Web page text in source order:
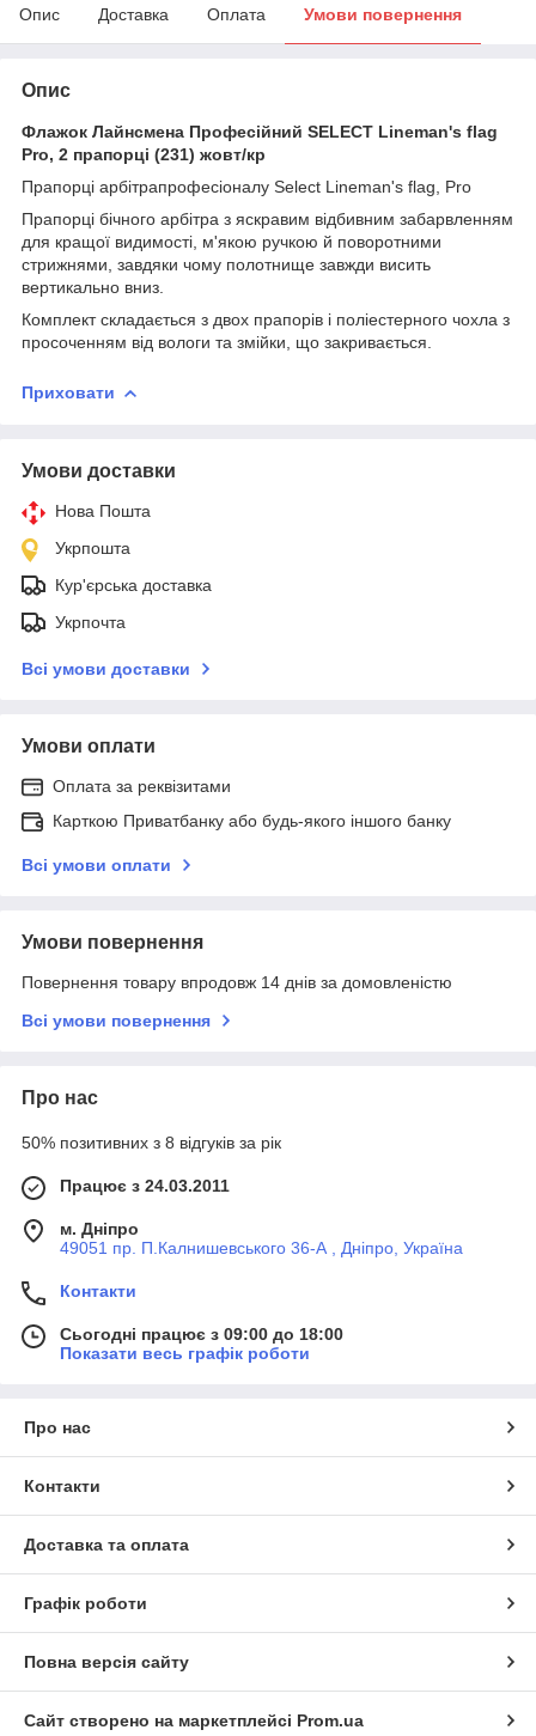
Опис Доставка Оплата Умови повернення
Опис
Флажок Лайнсмена Професійний SELECT Lineman's flag
Pro, 2 прапорці (231) жовт/кр
Прапорці арбітрапрофесіоналу Select Lineman's flag, Pro
Прапорці бічного арбітра з яскравим відбивним забарвленням
для кращої видимості, м'якою ручкою й поворотними
стрижнями, завдяки чому полотнище завжди висить
вертикально вниз.
Комплект складається з двох прапорів і поліестерного чохла з
просоченням від вологи та змійки, що закривається.
Приховати
Умови доставки
Нова Пошта
Укрпошта
Кур'єрська доставка
Укрпочта
Всі умови доставки
Умови оплати
Оплата за реквізитами
Карткою Приватбанку або будь-якого іншого банку
Всі умови оплати
Умови повернення
Повернення товару впродовж 14 днів за домовленістю
Всі умови повернення
Про нас
50% позитивних з 8 відгуків за рік
Працює з 24.03.2011
м. Дніпро
49051 пр. П.Калнишевського 36-А , Дніпро, Україна
Контакти
Сьогодні працює з 09:00 до 18:00
Показати весь графік роботи
Про нас
Контакти
Доставка та оплата
Графік роботи
Повна версія сайту
Сайт створено на маркетплейсі Prom.ua